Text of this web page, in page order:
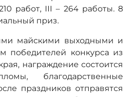
работ, III – 264 работы. 8
приз.
майскими выходными и
победителей конкурса из
награждение состоится
благодарственные
праздников отправятся